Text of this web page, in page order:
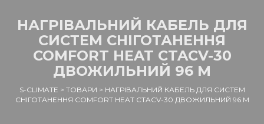
НАГРІВАЛЬНИЙ КАБЕЛЬ ДЛЯ
СИСТЕМ СНІГОТАНЕННЯ
COMFORT HEAT CTAСV-30
ДВОЖИЛЬНИЙ 96 М
S-CLIMATE > ТОВАРИ > НАГРІВАЛЬНИЙ КАБЕЛЬ ДЛЯ СИСТЕМ
СНІГОТАНЕННЯ COMFORT HEAT CTAСV-30 ДВОЖИЛЬНИЙ 96 М